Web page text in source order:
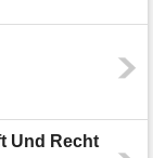
Und Recht